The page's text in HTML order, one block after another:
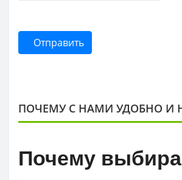
Отправить
ПОЧЕМУ С НАМИ УДОБНО И
Почему